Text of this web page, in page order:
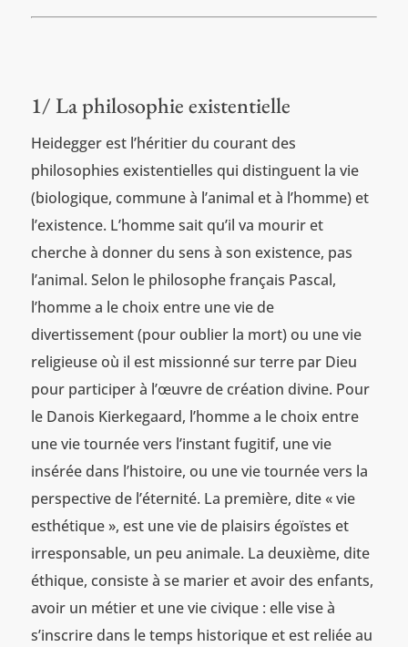
1/ La philosophie existentielle
Heidegger est l’héritier du courant des
philosophies existentielles qui distinguent la vie
(biologique, commune à l’animal et à l’homme) et
l’existence. L’homme sait qu’il va mourir et
cherche à donner du sens à son existence, pas
l’animal. Selon le philosophe français Pascal,
l’homme a le choix entre une vie de
divertissement (pour oublier la mort) ou une vie
religieuse où il est missionné sur terre par Dieu
pour participer à l’œuvre de création divine. Pour
le Danois Kierkegaard, l’homme a le choix entre
une vie tournée vers l’instant fugitif, une vie
insérée dans l’histoire, ou une vie tournée vers la
perspective de l’éternité. La première, dite « vie
esthétique », est une vie de plaisirs égoïstes et
irresponsable, un peu animale. La deuxième, dite
éthique, consiste à se marier et avoir des enfants,
avoir un métier et une vie civique : elle vise à
s’inscrire dans le temps historique et est reliée au